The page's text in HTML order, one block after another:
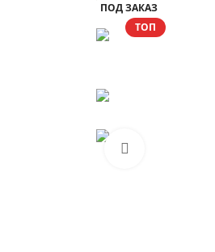
ПОД ЗАКАЗ
ТОП